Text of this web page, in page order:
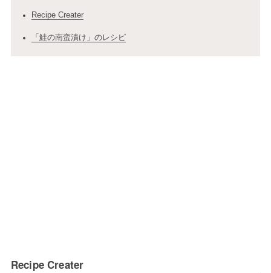
Recipe Creater
「鮭の南蛮漬け」のレシピ
Recipe Creater